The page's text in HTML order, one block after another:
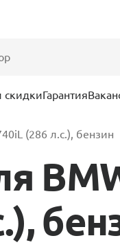
скидкиГарантия
(286 л.с.), бензин